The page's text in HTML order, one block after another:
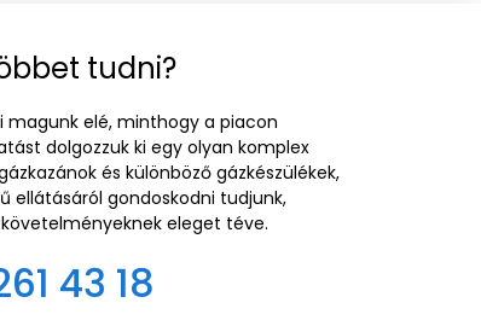
tudni?
elé, minthogy a piacon
dolgozzuk ki egy olyan komplex
és különböző gázkészülékek,
ellátásáról gondoskodni tudjunk,
eleget téve.
43 18